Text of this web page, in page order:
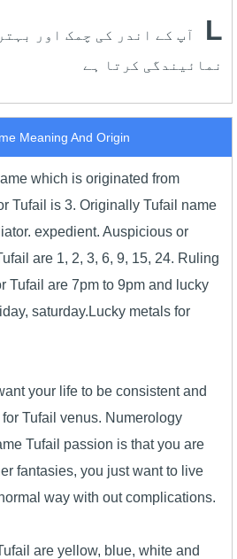
L
آپ کے اندر کی چمک اور
نمائیندگی کرتا ہے
Meaning And Origin
which is originated from
Tufail is 3. Originally Tufail name
expedient. Auspicious or
are 1, 2, 3, 6, 9, 15, 24. Ruling
Tufail are 7pm to 9pm and lucky
saturday.Lucky metals for
your life to be consistent and
Tufail venus. Numerology
Tufail passion is that you are
fantasies, you just want to live
way with out complications.
are yellow, blue, white and